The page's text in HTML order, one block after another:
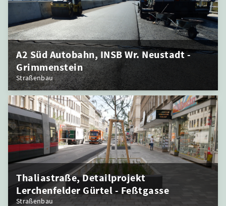
A2 Süd Autobahn, INSB Wr. Neustadt -
Grimmenstein
Straßenbau
Thaliastraße, Detailprojekt
Lerchenfelder Gürtel - Feßtgasse
Straßenbau